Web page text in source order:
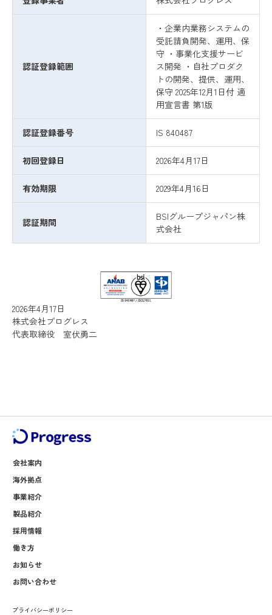
認証登録範囲
・企業内業務システムの
受託請負開発、運用、保
守 ・事業化支援サービ
ス開発 ・自社プロダク
トの開発、提供、運用、
保守 2025年12月1日付 適
用宣言書 第1版
認証登録番号 IS 840487
初回登録日 2026年4月17日
有効期限 2029年4月16日
認証期間
BSIグループジャパン株
式会社
2026年4月17日
株式会社プログレス
代表取締役 室伏勇二
会社案内
海外拠点
事業紹介
製品紹介
採用情報
働き方
お知らせ
お問い合わせ
プライバシーポリシー